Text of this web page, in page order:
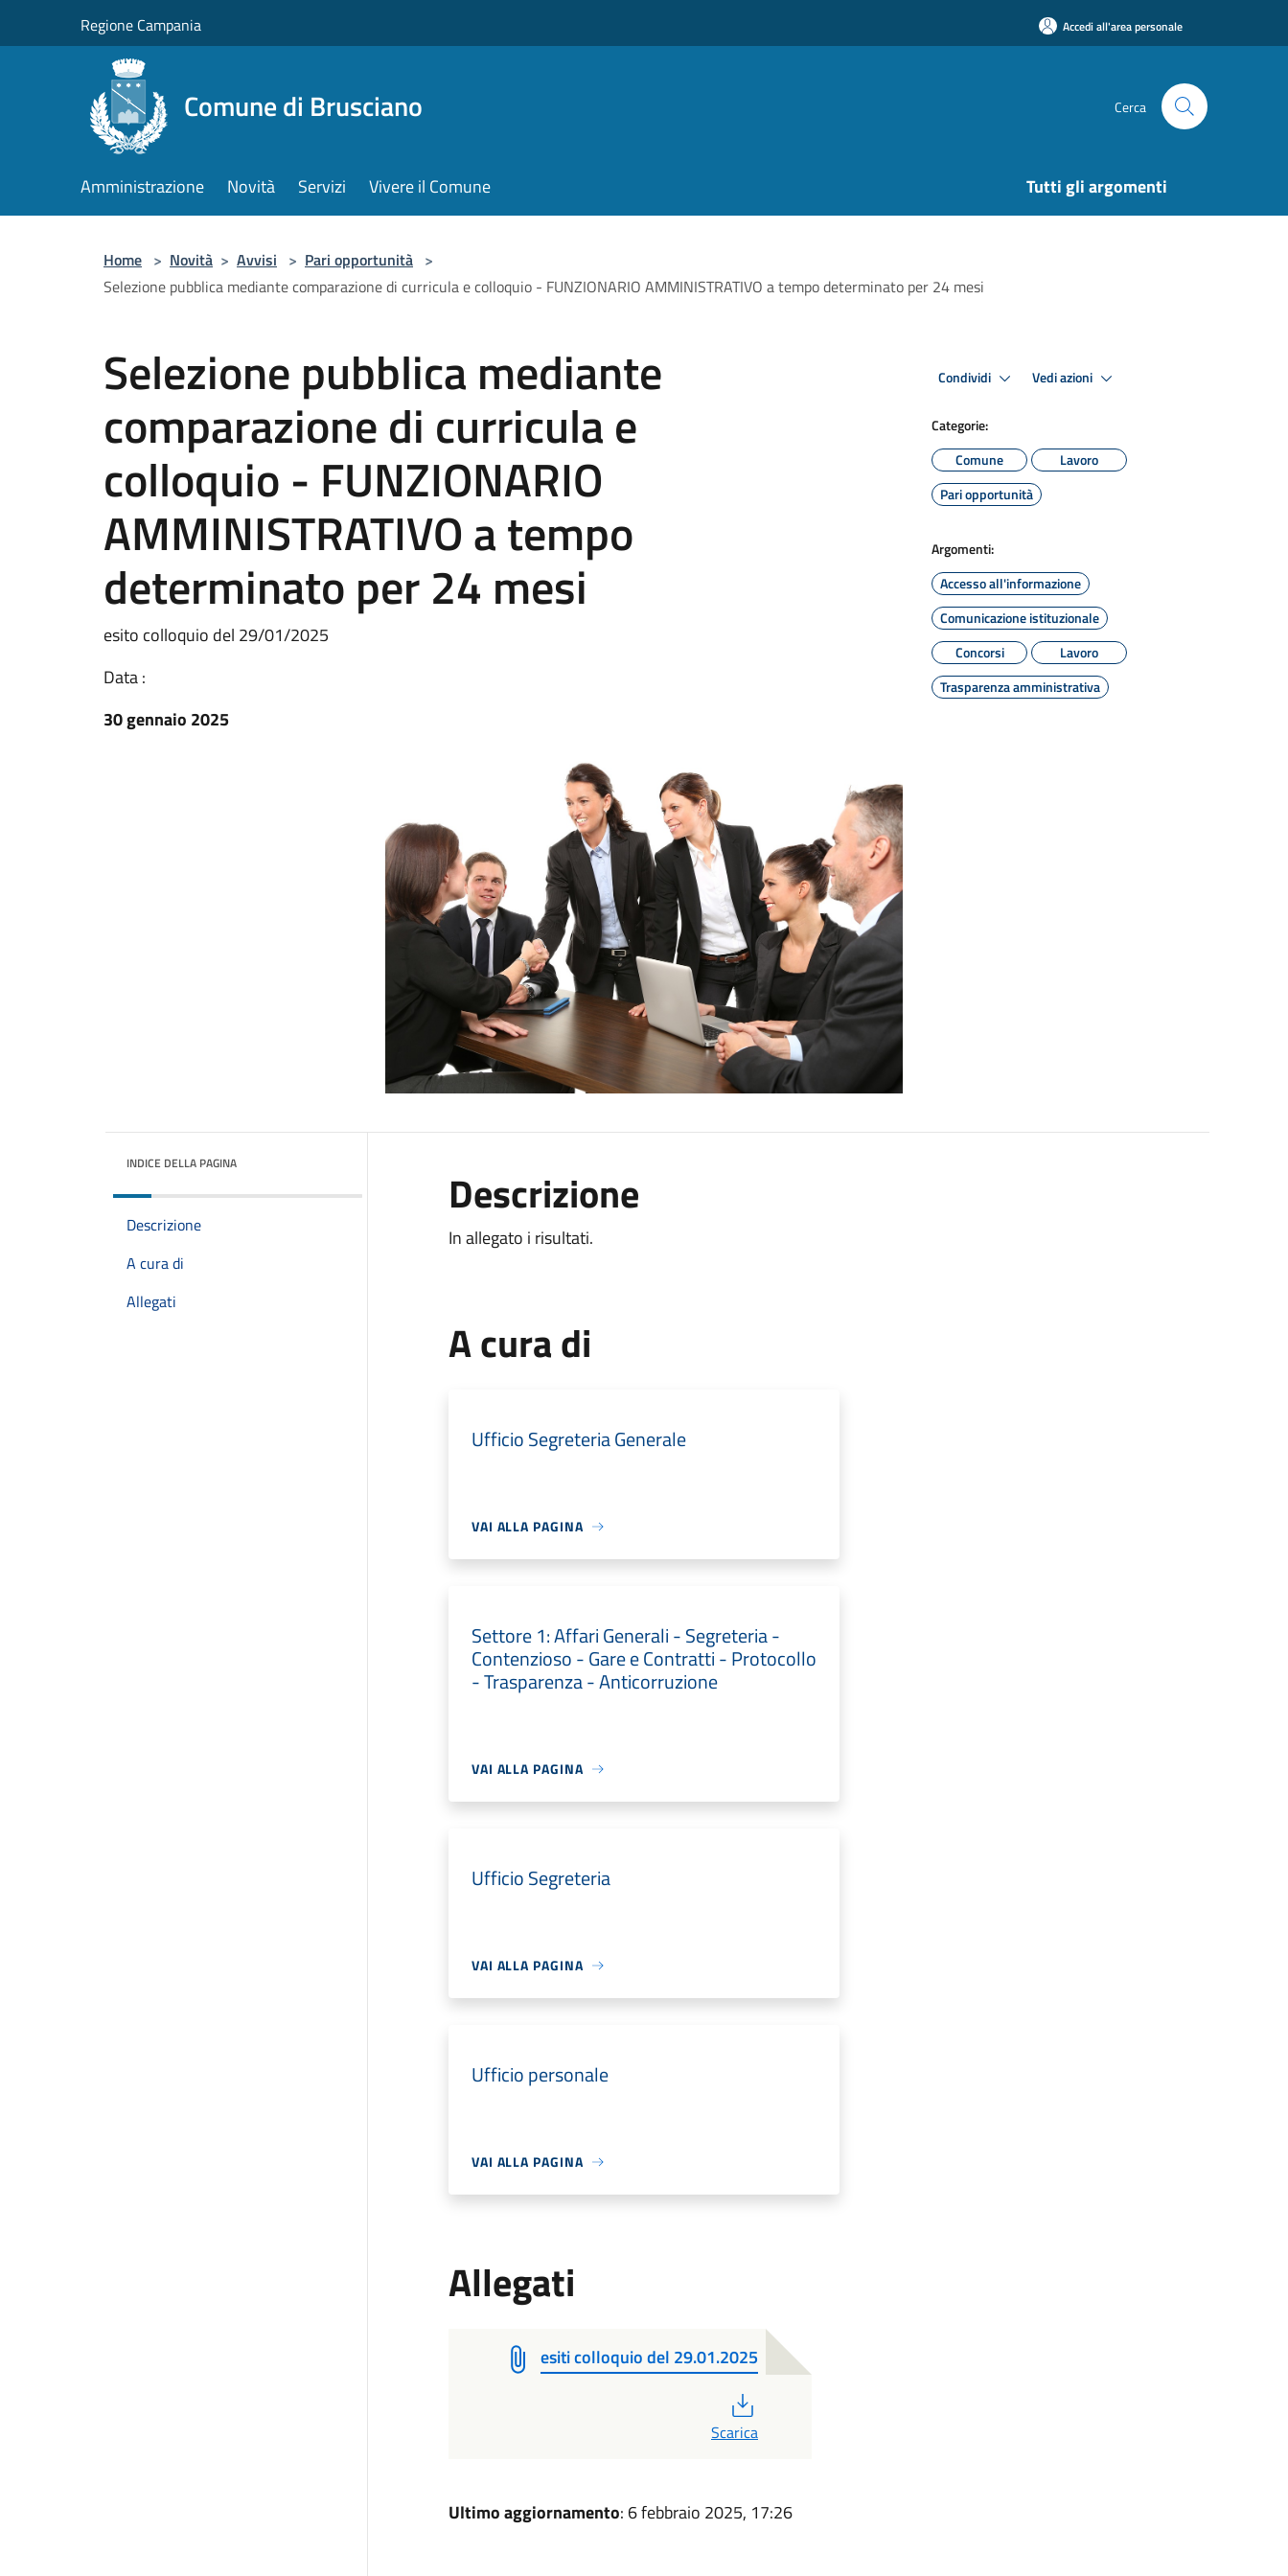
Regione Campania Accedi all'area personale
Comune di Brusciano Cerca
Amministrazione Novità Servizi Vivere il Comune Tutti gli argomenti
Home > Novità > Avvisi > Pari opportunità >
Selezione pubblica mediante comparazione di curricula e colloquio - FUNZIONARIO AMMINISTRATIVO a tempo determinato per 24 mesi
Selezione pubblica mediante
comparazione di curricula e
colloquio - FUNZIONARIO
AMMINISTRATIVO a tempo
determinato per 24 mesi
esito colloquio del 29/01/2025
Data :
30 gennaio 2025
Condividi Vedi azioni
Categorie:
Comune
Lavoro
Pari opportunità
Argomenti:
Accesso all'informazione
Comunicazione istituzionale
Concorsi
Lavoro
Trasparenza amministrativa
INDICE DELLA PAGINA
Descrizione
A cura di
Allegati
Descrizione
In allegato i risultati.
A cura di
Ufficio Segreteria Generale
VAI ALLA PAGINA
Settore 1: Affari Generali - Segreteria -
Contenzioso - Gare e Contratti - Protocollo
- Trasparenza - Anticorruzione
VAI ALLA PAGINA
Ufficio Segreteria
VAI ALLA PAGINA
Ufficio personale
VAI ALLA PAGINA
Allegati
esiti colloquio del 29.01.2025
Scarica
Ultimo aggiornamento: 6 febbraio 2025, 17:26